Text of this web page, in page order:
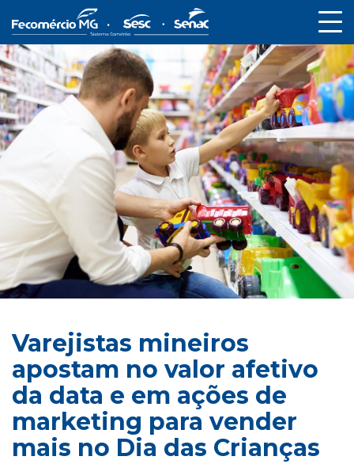
Varejistas mineiros
apostam no valor afetivo
da data e em ações de
marketing para vender
mais no Dia das Crianças